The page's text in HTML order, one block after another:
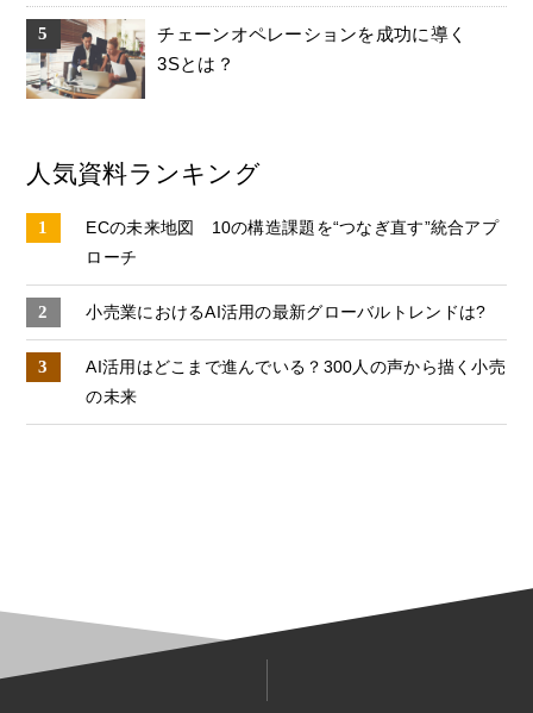
チェーンオペレーションを成功に導く
3Sとは？
人気資料ランキング
ECの未来地図 10の構造課題を“つなぎ直す”統合アプ
ローチ
小売業におけるAI活用の最新グローバルトレンドは?
AI活用はどこまで進んでいる？​300人の声から描く小売
の未来​